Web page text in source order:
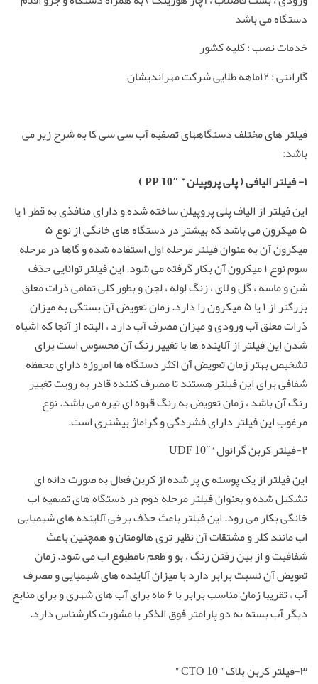
دستگاه می باشد
خدمات نصب : کلیه کشور
گارانتی : ۱۲ماهه طلایی شرکت مهراندیشان
فیلتر های مختلف دستگاههای تصفیه آب سی سی کا به شرح زیر می
باشد:
۱- فیلتر الیافی(پلی پروپیلن” PP 10″ )
این فیلتر از الیاف پلی پروپیلن ساخته شده و دارای منافذی به قطر ۱ یا
۵ میکرون می باشد که بیشتر در دستگاه های خانگی از نوع ۵
میکرون آن به عنوان فیلتر مرحله اول استفاده شده و گاها در مرحله
سوم نوع ۱ میکرون آن بکار گرفته می شود. این فیلتر توانایی حذف
شن و ماسه ، گل و لای ، زنگ لوله ، لجن و بطور کلی تمامی ذرات معلق
بزرگتر از ۱ یا ۵ میکرون را دارد. زمان تعویض آن بستگی به میزان
ذرات معلق آب ورودی و میزان مصرف آب دارد ، البته از آنجا که اشباه
شدن این فیلتر از آلاینده ها با تغییر رنگ آن محسوس است برای
تشخیص بهتر زمان تعویض آن اکثر دستگاه ها امروزه دارای محفظه
شفافی برای این فیلتر هستند تا مصرف کننده قادر به رویت تغییر
رنگ آن باشد ، زمان تعویض به رنگ قهوه ای تیره می باشد. نوع
مرغوب این فیلتر دارای فشردگی و گراماژ بیشتری است.
۲-فیلتر کربن گرانول “UDF 10″
این فیلتر از یک پوسته ی پر شده از کربن فعال به صورت دانه ای
تشکیل شده و بعنوان فیلتر مرحله دوم در دستگاه های تصفیه اب
خانگی بکار می رود. این فیلتر باعث حذف برخی آلاینده های شیمیایی
اب مانند کلر و مشتقات آن نظیر تری هالومتان و همچنین باعث
شفافیت و از بین رفتن رنگ ، بو و طعم نامطبوع اب می شود. زمان
تعویض آن نسبت برابر دارد با میزان آلاینده های شیمیایی و مصرف
آب ، تقریبا زمان مناسب برابر با ۶ ماه برای آب های شهری و برای منابع
دیگر آب بسته به دو پارامتر فوق الذکر با مشورت کارشناس دارد.
۳-فیلتر کربن بلاک ” CTO 10 ”